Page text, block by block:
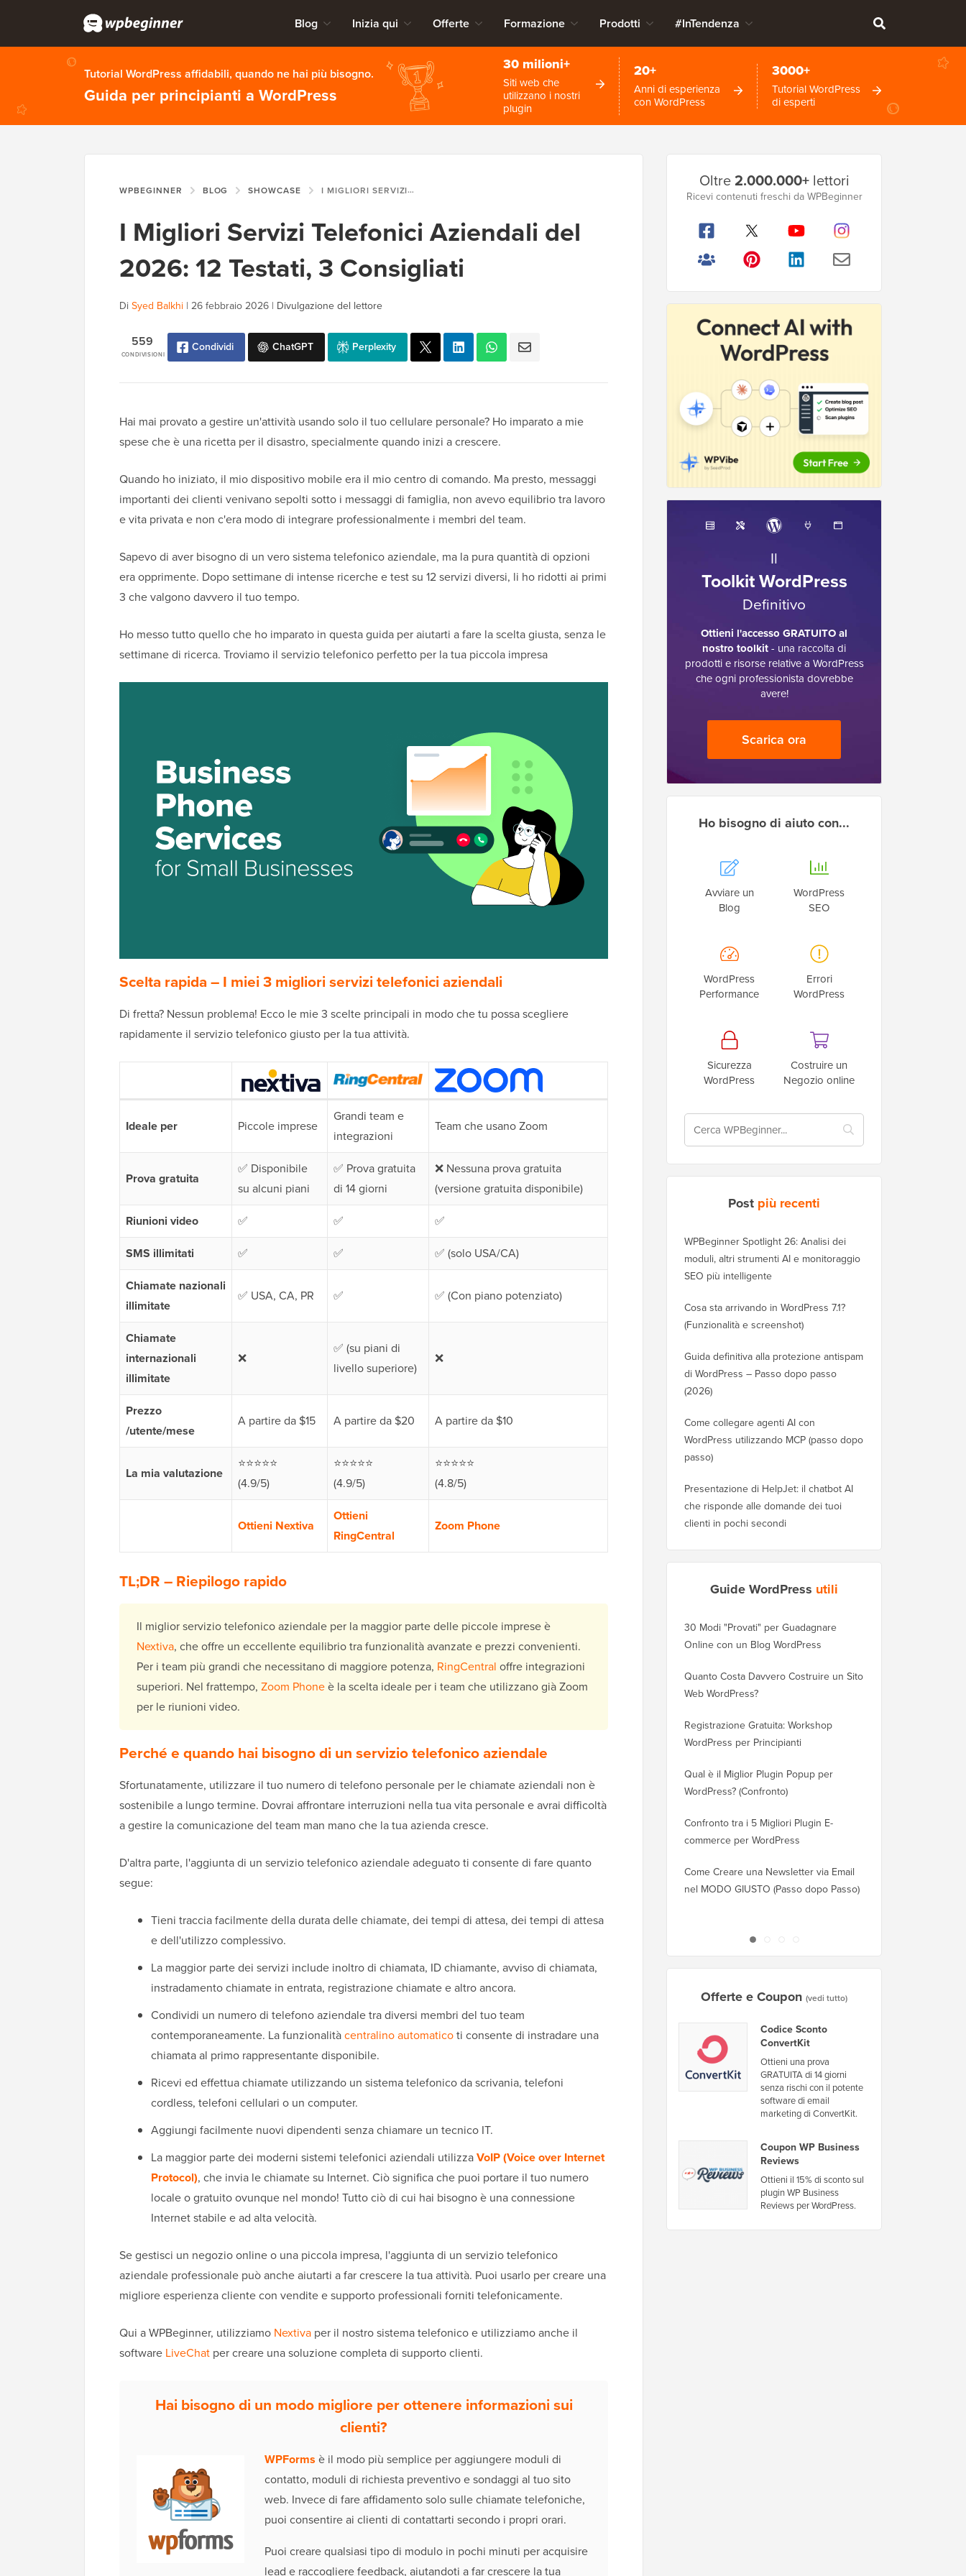
Blog Inizia qui Offerte Formazione Prodotti #InTendenza
Tutorial WordPress affidabili, quando ne hai più bisogno.
Guida per principianti a WordPress
30 milioni+
Siti web che
utilizzano i nostri
plugin
20+
Anni di esperienza
con WordPress
3000+
Tutorial WordPress
di esperti
WPBEGINNER BLOG SHOWCASE I MIGLIORI SERVIZI TELEFONICI AZIENDALI DEL 2026: 12 TESTATI, 3 CONSIGLIATI
I Migliori Servizi Telefonici Aziendali del
2026: 12 Testati, 3 Consigliati
DiSyed Balkhi | 26 febbraio 2026 | Divulgazione del lettore
CONDIVISIONI
559 Condividi ChatGPT Perplexity
Hai mai provato a gestire un'attività usando solo il tuo cellulare personale? Ho imparato a mie
spese che è una ricetta per il disastro, specialmente quando inizi a crescere.
Quando ho iniziato, il mio dispositivo mobile era il mio centro di comando. Ma presto, messaggi
importanti dei clienti venivano sepolti sotto i messaggi di famiglia, non avevo equilibrio tra lavoro
e vita privata e non c'era modo di integrare professionalmente i membri del team.
Sapevo di aver bisogno di un vero sistema telefonico aziendale, ma la pura quantità di opzioni
era opprimente. Dopo settimane di intense ricerche e test su 12 servizi diversi, li ho ridotti ai primi
3 che valgono davvero il tuo tempo.
Ho messo tutto quello che ho imparato in questa guida per aiutarti a fare la scelta giusta, senza le
settimane di ricerca. Troviamo il servizio telefonico perfetto per la tua piccola impresa
Scelta rapida – I miei 3 migliori servizi telefonici aziendali
Di fretta? Nessun problema! Ecco le mie 3 scelte principali in modo che tu possa scegliere
rapidamente il servizio telefonico giusto per la tua attività.
Ideale per Piccole imprese
Grandi team e
integrazioni
Team che usano Zoom
Prova gratuita
✅ Disponibile
su alcuni piani
✅ Prova gratuita
di 14 giorni
❌ Nessuna prova gratuita
(versione gratuita disponibile)
Riunioni video
✅ ✅
✅
SMS illimitati
✅ ✅
✅ (solo USA/CA)
Chiamate nazionali
illimitate
✅ USA, CA, PR ✅ ✅ (Con piano potenziato)
Chiamate
internazionali
illimitate
❌
✅ (su piani di
livello superiore)
❌
Prezzo
/utente/mese
A partire da $15 A partire da $20 A partire da $10
La mia valutazione
⭐⭐⭐⭐⭐
(4.9/5)
⭐⭐⭐⭐⭐
(4.9/5)
⭐⭐⭐⭐⭐
(4.8/5)
Ottieni Nextiva
Ottieni
RingCentral
Zoom Phone
TL;DR – Riepilogo rapido
Il miglior servizio telefonico aziendale per la maggior parte delle piccole imprese è
Nextiva, che offre un eccellente equilibrio tra funzionalità avanzate e prezzi convenienti.
Per i team più grandi che necessitano di maggiore potenza, RingCentral offre integrazioni
superiori. Nel frattempo, Zoom Phoneè la scelta ideale per i team che utilizzano già Zoom
per le riunioni video.
Perché e quando hai bisogno di un servizio telefonico aziendale
Sfortunatamente, utilizzare il tuo numero di telefono personale per le chiamate aziendali non è
sostenibile a lungo termine. Dovrai affrontare interruzioni nella tua vita personale e avrai difficoltà
a gestire la comunicazione del team man mano che la tua azienda cresce.
D'altra parte, l'aggiunta di un servizio telefonico aziendale adeguato ti consente di fare quanto
segue:
Tieni traccia facilmente della durata delle chiamate, dei tempi di attesa, dei tempi di attesa
e dell'utilizzo complessivo.
La maggior parte dei servizi include inoltro di chiamata, ID chiamante, avviso di chiamata,
instradamento chiamate in entrata, registrazione chiamate e altro ancora.
Condividi un numero di telefono aziendale tra diversi membri del tuo team
contemporaneamente. La funzionalitàcentralino automaticoti consente di instradare una
chiamata al primo rappresentante disponibile.
Ricevi ed effettua chiamate utilizzando un sistema telefonico da scrivania, telefoni
cordless, telefoni cellulari o un computer.
Aggiungi facilmente nuovi dipendenti senza chiamare un tecnico IT.
La maggior parte dei moderni sistemi telefonici aziendali utilizzaVoIP (Voice over Internet
Protocol), che invia le chiamate su Internet. Ciò significa che puoi portare il tuo numero
locale o gratuito ovunque nel mondo! Tutto ciò di cui hai bisogno è una connessione
Internet stabile e ad alta velocità.
Se gestisci un negozio online o una piccola impresa, l'aggiunta di un servizio telefonico
aziendale professionale può anche aiutarti a far crescere la tua attività. Puoi usarlo per creare una
migliore esperienza cliente con vendite e supporto professionali forniti telefonicamente.
Qui a WPBeginner, utilizziamo Nextiva per il nostro sistema telefonico e utilizziamo anche il
software LiveChat per creare una soluzione completa di supporto clienti.
Hai bisogno di un modo migliore per ottenere informazioni sui
clienti?
WPForms è il modo più semplice per aggiungere moduli di
contatto, moduli di richiesta preventivo e sondaggi al tuo sito
web. Invece di fare affidamento solo sulle chiamate telefoniche,
puoi consentire ai clienti di contattarti secondo i propri orari.
Puoi creare qualsiasi tipo di modulo in pochi minuti per acquisire
lead e raccogliere feedback, aiutandoti a far crescere la tua
laterale
principale
Oltre2.000.000+lettori
Ricevi contenuti freschi da WPBeginner
Il
Toolkit WordPress
Definitivo
Ottieni l'accesso GRATUITO al
nostro toolkit- una raccolta di
prodotti e risorse relative a WordPress
che ogni professionista dovrebbe
avere!
Scarica ora
Ho bisogno di aiuto con...
Avviare un
Blog
WordPress
SEO
WordPress
Performance
Errori
WordPress
Sicurezza
WordPress
Costruire un
Negozio online
Post più recenti
WPBeginner Spotlight 26: Analisi dei
moduli, altri strumenti AI e monitoraggio
SEO più intelligente
Cosa sta arrivando in WordPress 7.1?
(Funzionalità e screenshot)
Guida definitiva alla protezione antispam
di WordPress – Passo dopo passo
(2026)
Come collegare agenti AI con
WordPress utilizzando MCP (passo dopo
passo)
Presentazione di HelpJet: il chatbot AI
che risponde alle domande dei tuoi
clienti in pochi secondi
Guide WordPress utili
30 Modi "Provati" per Guadagnare
Online con un Blog WordPress
Quanto Costa Davvero Costruire un Sito
Web WordPress?
Registrazione Gratuita: Workshop
WordPress per Principianti
Qual è il Miglior Plugin Popup per
WordPress? (Confronto)
Confronto tra i 5 Migliori Plugin E-
commerce per WordPress
Come Creare una Newsletter via Email
nel MODO GIUSTO (Passo dopo Passo)
Offerte e Coupon (vedi tutto)
Codice Sconto
ConvertKit
Ottieni una prova
GRATUITA di 14 giorni
senza rischi con il potente
software di email
marketing di ConvertKit.
Coupon WP Business
Reviews
Ottieni il 15% di sconto sul
plugin WP Business
Reviews per WordPress.